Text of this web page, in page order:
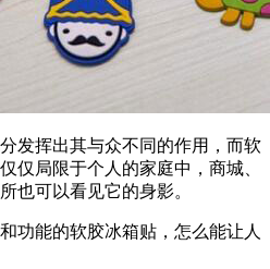
发挥出其与众不同的作用，而软
仅局限于个人的家庭中，商城、
也可以看见它的身影。
功能的软胶冰箱贴，怎么能让人